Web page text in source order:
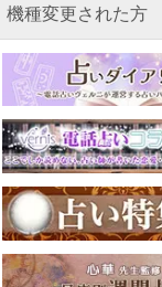
機種変更された方